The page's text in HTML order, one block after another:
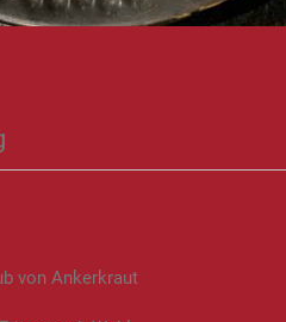
von Ankerkraut